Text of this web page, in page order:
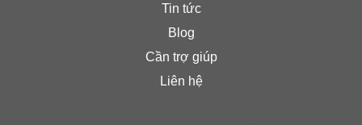
Tin tức
Blog
Cần trợ giúp
Liên hệ